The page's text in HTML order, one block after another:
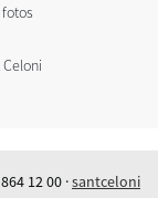
12 00 ·santceloni